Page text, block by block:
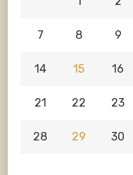
7 8 9
14 15 16
21 22 23
28 29 30